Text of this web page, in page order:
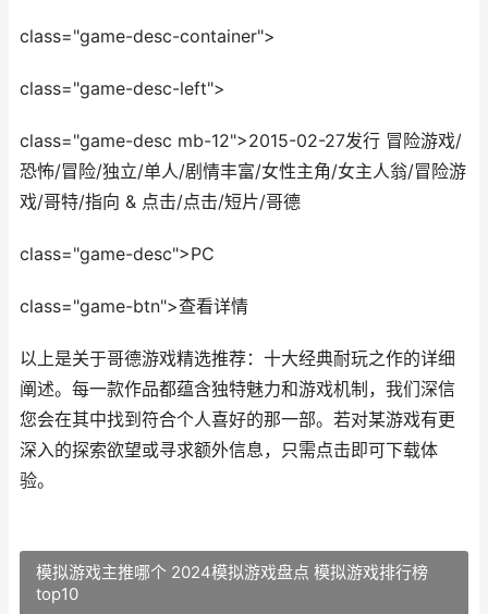
class="game-desc-container">
class="game-desc-left">
class="game-desc mb-12">2015-02-27发行 冒险游戏/
恐怖/冒险/独立/单人/剧情丰富/女性主角/女主人翁/冒险游
戏/哥特/指向 & 点击/点击/短片/哥德
class="game-desc">PC
class="game-btn">查看详情
以上是关于哥德游戏精选推荐：十大经典耐玩之作的详细
阐述。每一款作品都蕴含独特魅力和游戏机制，我们深信
您会在其中找到符合个人喜好的那一部。若对某游戏有更
深入的探索欲望或寻求额外信息，只需点击即可下载体
验。
模拟游戏主推哪个 2024模拟游戏盘点 模拟游戏排行榜
top10